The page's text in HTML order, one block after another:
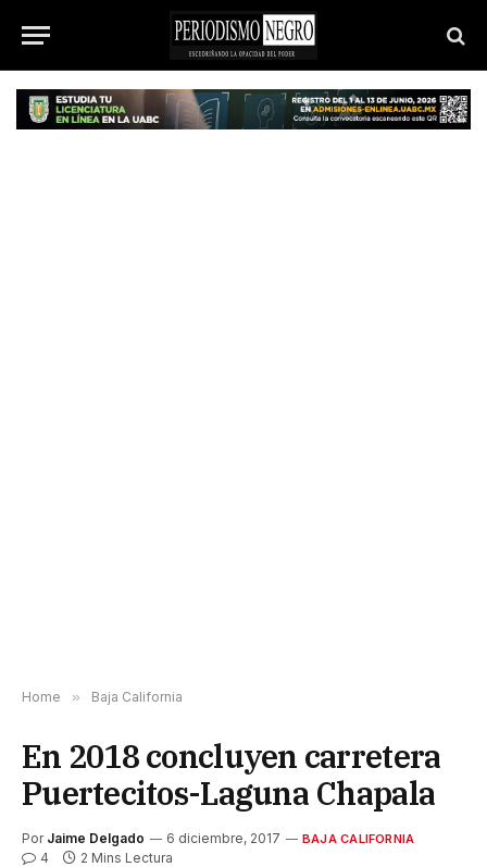
Home » Baja California
En 2018 concluyen carretera
Puertecitos-Laguna Chapala
Por Jaime Delgado 6 diciembre, 2017 BAJA CALIFORNIA
4 2 Mins Lectura